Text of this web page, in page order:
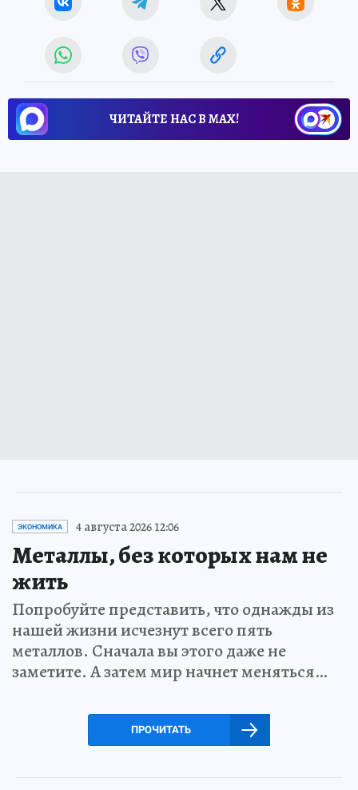
ЧИТАЙТЕ НАС В МАХ!
ЭКОНОМИКА 4 августа 2026 12:06
Металлы, без которых нам не
жить
Попробуйте представить, что однажды из
нашей жизни исчезнут всего пять
металлов. Сначала вы этого даже не
заметите. А затем мир начнет меняться…
ПРОЧИТАТЬ